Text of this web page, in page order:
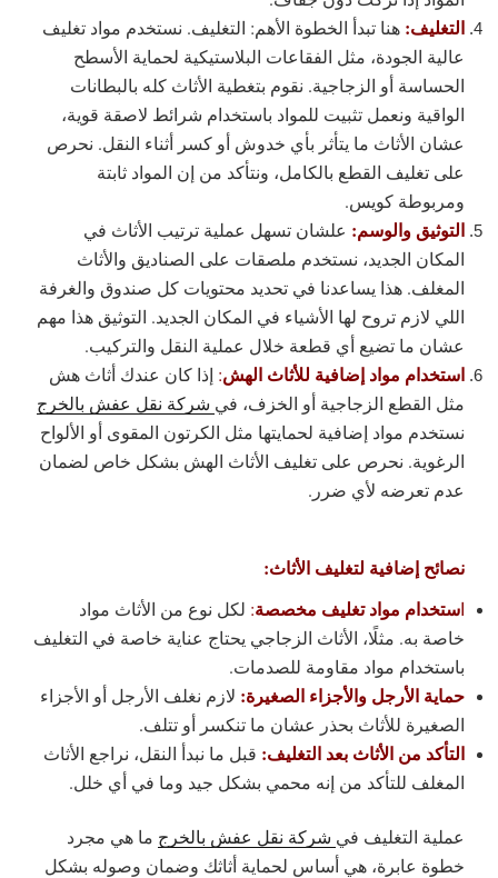
التغليف: هنا تبدأ الخطوة الأهم: التغليف. نستخدم مواد تغليف
عالية الجودة، مثل الفقاعات البلاستيكية لحماية الأسطح
الحساسة أو الزجاجية. نقوم بتغطية الأثاث كله بالبطانات
الواقية ونعمل تثبيت للمواد باستخدام شرائط لاصقة قوية،
عشان الأثاث ما يتأثر بأي خدوش أو كسر أثناء النقل. نحرص
على تغليف القطع بالكامل، ونتأكد من إن المواد ثابتة
ومربوطة كويس.
التوثيق والوسم: علشان تسهل عملية ترتيب الأثاث في
المكان الجديد، نستخدم ملصقات على الصناديق والأثاث
المغلف. هذا يساعدنا في تحديد محتويات كل صندوق والغرفة
اللي لازم تروح لها الأشياء في المكان الجديد. التوثيق هذا مهم
عشان ما تضيع أي قطعة خلال عملية النقل والتركيب.
استخدام مواد إضافية للأثاث الهش: إذا كان عندك أثاث هش
مثل القطع الزجاجية أو الخزف، في شركة نقل عفش بالخرج
نستخدم مواد إضافية لحمايتها مثل الكرتون المقوى أو الألواح
الرغوية. نحرص على تغليف الأثاث الهش بشكل خاص لضمان
عدم تعرضه لأي ضرر.
نصائح إضافية لتغليف الأثاث:
استخدام مواد تغليف مخصصة: لكل نوع من الأثاث مواد
خاصة به. مثلًا، الأثاث الزجاجي يحتاج عناية خاصة في التغليف
باستخدام مواد مقاومة للصدمات.
حماية الأرجل والأجزاء الصغيرة: لازم نغلف الأرجل أو الأجزاء
الصغيرة للأثاث بحذر عشان ما تنكسر أو تتلف.
التأكد من الأثاث بعد التغليف: قبل ما نبدأ النقل، نراجع الأثاث
المغلف للتأكد من إنه محمي بشكل جيد وما في أي خلل.
عملية التغليف في شركة نقل عفش بالخرج ما هي مجرد
خطوة عابرة، هي أساس لحماية أثاثك وضمان وصوله بشكل